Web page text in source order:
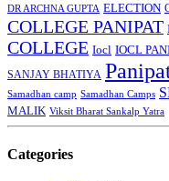
DR ARCHNA GUPTA ELECTION
COLLEGE PANIPAT
COLLEGE Iocl IOCL
SANJAY BHATIYA
Samadhan camp Samadhan Camps
MALIK Viksit Bharat Sankalp Yatra
Categories